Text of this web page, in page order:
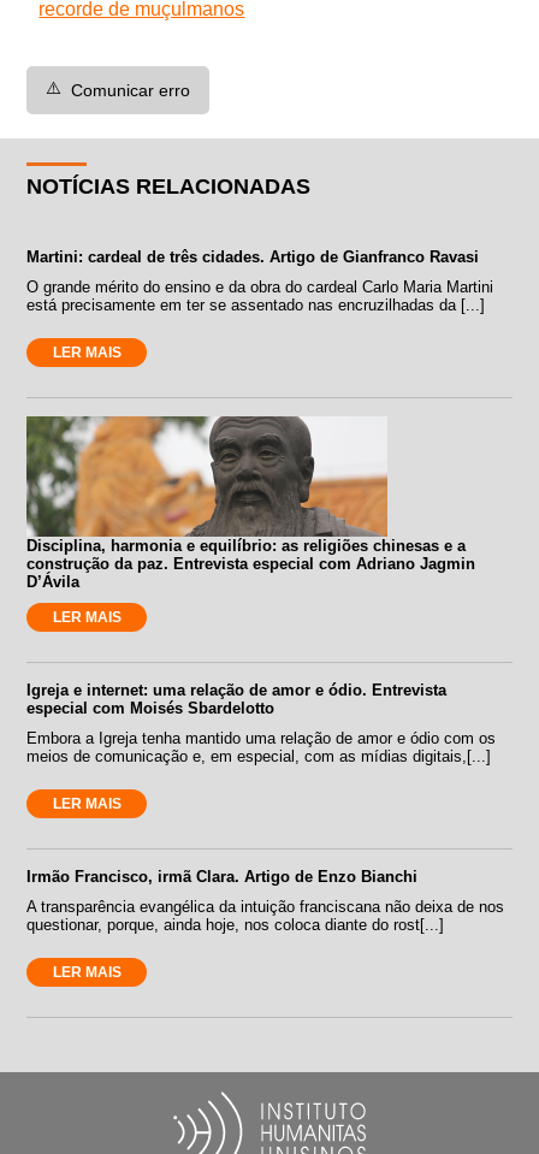
recorde de muçulmanos
⚠️ Comunicar erro
NOTÍCIAS RELACIONADAS
Martini: cardeal de três cidades. Artigo de Gianfranco Ravasi
O grande mérito do ensino e da obra do cardeal Carlo Maria Martini
está precisamente em ter se assentado nas encruzilhadas da [...]
LER MAIS
Disciplina, harmonia e equilíbrio: as religiões chinesas e a
construção da paz. Entrevista especial com Adriano Jagmin
D’Ávila
LER MAIS
Igreja e internet: uma relação de amor e ódio. Entrevista
especial com Moisés Sbardelotto
Embora a Igreja tenha mantido uma relação de amor e ódio com os
meios de comunicação e, em especial, com as mídias digitais,[...]
LER MAIS
Irmão Francisco, irmã Clara. Artigo de Enzo Bianchi
A transparência evangélica da intuição franciscana não deixa de nos
questionar, porque, ainda hoje, nos coloca diante do rost[...]
LER MAIS